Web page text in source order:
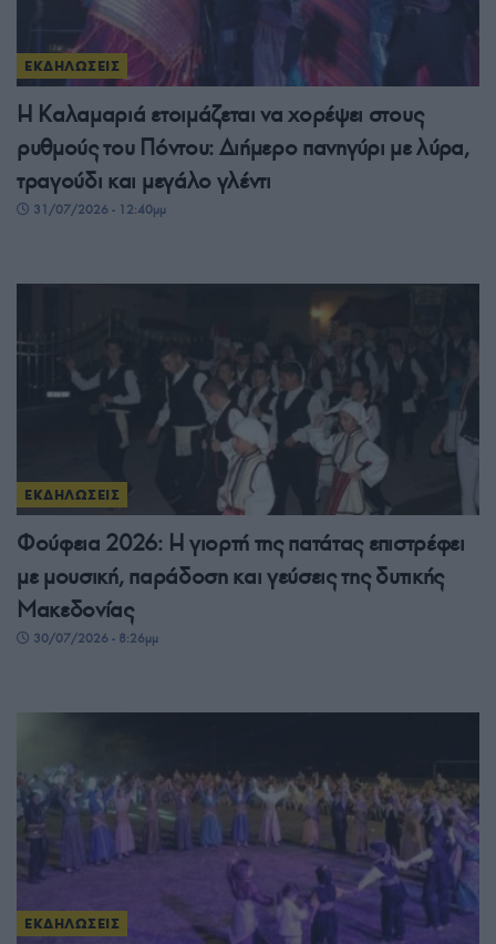
ΕΚΔΗΛΩΣΕΙΣ
Η Καλαμαριά ετοιμάζεται να χορέψει στους
ρυθμούς του Πόντου: Διήμερο πανηγύρι με λύρα,
τραγούδι και μεγάλο γλέντι
31/07/2026 - 12:40μμ
ΕΚΔΗΛΩΣΕΙΣ
Φούφεια 2026: Η γιορτή της πατάτας επιστρέφει
με μουσική, παράδοση και γεύσεις της δυτικής
Μακεδονίας
30/07/2026 - 8:26μμ
ΕΚΔΗΛΩΣΕΙΣ